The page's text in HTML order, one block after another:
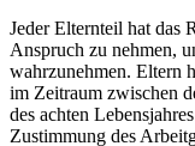
Jeder Elternteil hat das
Anspruch zu nehmen,
wahrzunehmen. Eltern
im Zeitraum zwischen
des achten
Zustimmung des